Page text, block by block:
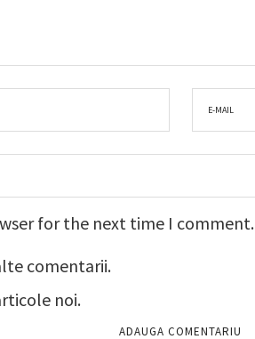
for the next time I comment.
comentarii.
noi.